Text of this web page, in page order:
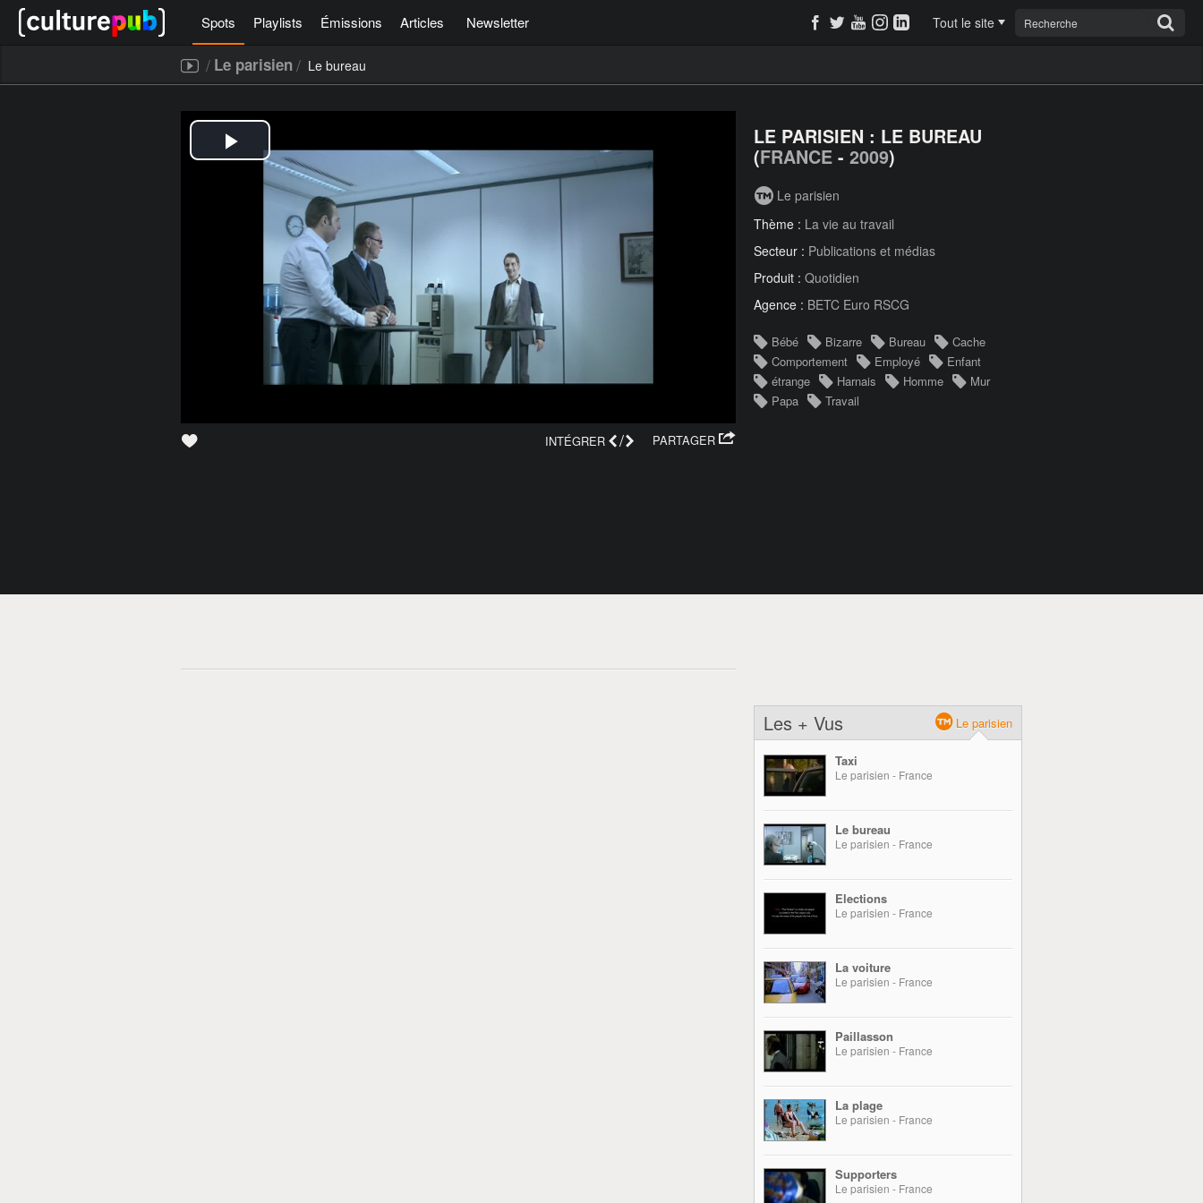
Spots Playlists Émissions Articles Newsletter Tout le site
/ Le parisien/ Le bureau
PARTAGER
INTÉGRER /
LE PARISIEN : LE BUREAU
(FRANCE - 2009)
Le parisien
Thème : La vie au travail
Secteur : Publications et médias
Produit : Quotidien
Agence : BETC Euro RSCG
Bébé Bizarre Bureau
Cache
Comportement
Employé
Enfant
étrange
Harnais Homme
Mur
Papa
Travail
Les + Vus Le parisien
Taxi
Le parisien - France
Le bureau
Le parisien - France
Elections
Le parisien - France
La voiture
Le parisien - France
Paillasson
Le parisien - France
La plage
Le parisien - France
Supporters
Le parisien - France